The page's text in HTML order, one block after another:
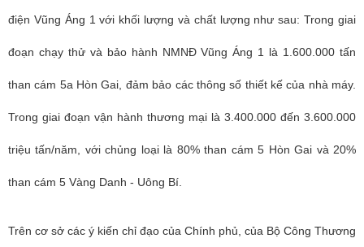
điện Vũng Áng 1 với khối lượng và chất lượng như sau: Trong giai
đoạn chạy thử và bảo hành NMNĐ Vũng Áng 1 là 1.600.000 tấn
than cám 5a Hòn Gai, đảm bảo các thông số thiết kế của nhà máy.
Trong giai đoạn vận hành thương mại là 3.400.000 đến 3.600.000
triệu tấn/năm, với chủng loại là 80% than cám 5 Hòn Gai và 20%
than cám 5 Vàng Danh - Uông Bí.
Trên cơ sở các ý kiến chỉ đạo của Chính phủ, của Bộ Công Thương